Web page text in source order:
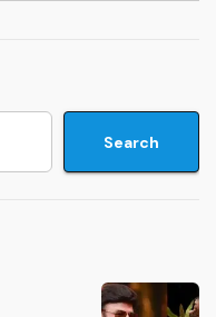
Search